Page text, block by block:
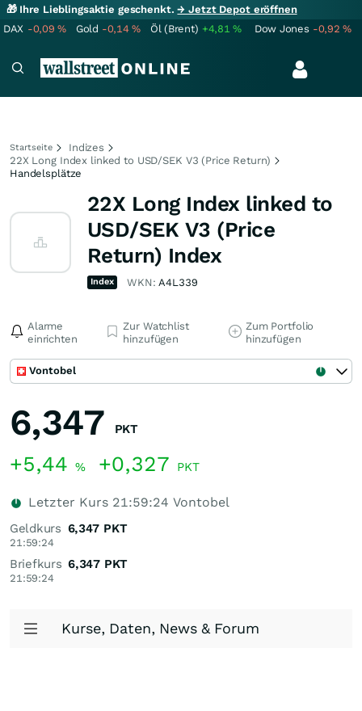
🎁 Ihre Lieblingsaktie geschenkt.→ Jetzt Depot eröffnen
DAX -0,09% Gold -0,14% Öl (Brent) +4,81% Dow Jones -0,92%
Startseite
Indizes
22X Long Index linked to USD/SEK V3 (Price Return)
Handelsplätze
22X Long Index linked to
USD/SEK V3 (Price
Return) Index
Index WKN:A4L339
Alarme
einrichten
Zur Watchlist
hinzufügen
Zum Portfolio
hinzufügen
Vontobel
6,347 PKT
+5,44 % +0,327 PKT
Letzter Kurs 21:59:24 Vontobel
Geldkurs
21:59:24
6,347 PKT
Briefkurs
21:59:24
6,347 PKT
Kurse, Daten, News & Forum